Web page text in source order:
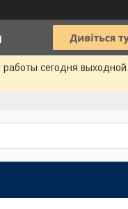
сегодня